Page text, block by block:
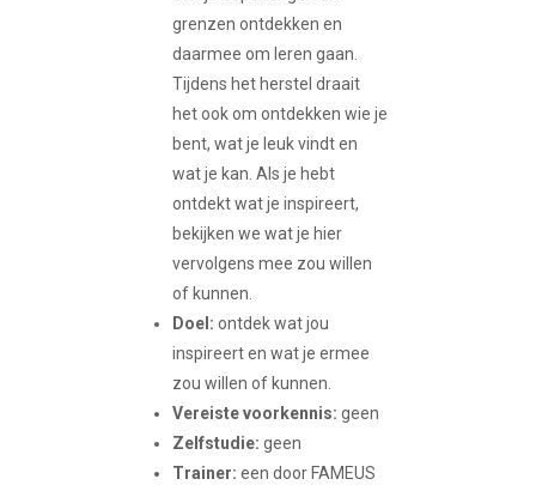
grenzen ontdekken en
daarmee om leren gaan.
Tijdens het herstel draait
het ook om ontdekken wie je
bent, wat je leuk vindt en
wat je kan. Als je hebt
ontdekt wat je inspireert,
bekijken we wat je hier
vervolgens mee zou willen
of kunnen.
Doel: ontdek wat jou
inspireert en wat je ermee
zou willen of kunnen.
Vereiste voorkennis: geen
Zelfstudie: geen
Trainer: een door FAMEUS